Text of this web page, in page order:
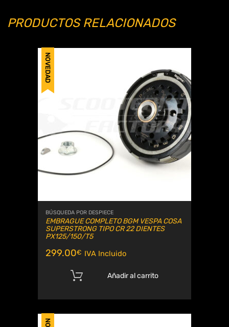
PRODUCTOS RELACIONADOS
NOVEDAD
BÚSQUEDA POR DESPIECE
EMBRAGUE COMPLETO BGM VESPA COSA
SUPERSTRONG TIPO CR 22 DIENTES
PX125/150/T5
299.00€ IVA Incluido
Añadir al carrito